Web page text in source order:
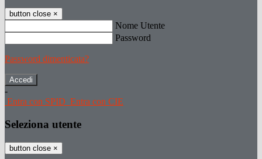
button close ×
Nome Utente
Password
Password dimenticata?
-
Entra con SPID Entra con CIE
Seleziona utente
button close ×